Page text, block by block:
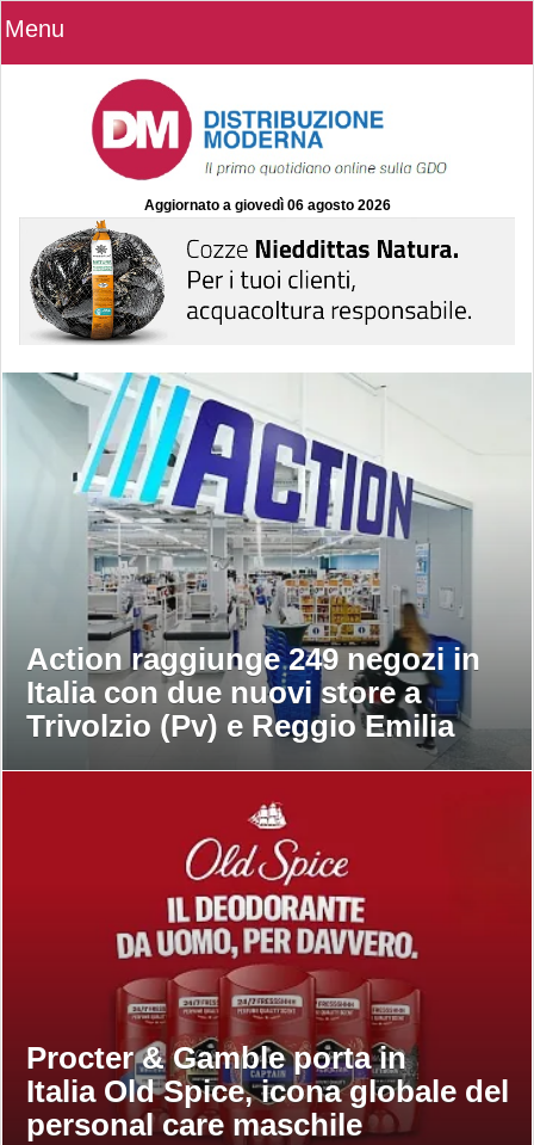
Menu
Aggiornato a giovedì 06 agosto 2026
Action raggiunge 249 negozi in
Italia con due nuovi store a
Trivolzio (Pv) e Reggio Emilia
Procter & Gamble porta in
Italia Old Spice, icona globale del
personal care maschile